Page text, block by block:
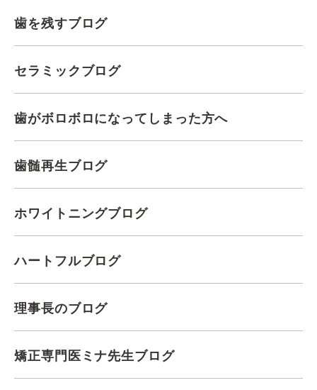
歯を残すブログ
セラミックブログ
歯がボロボロになってしまった方へ
歯髄再生ブログ
ホワイトニングブログ
ハートフルブログ
理事長のブログ
矯正専門医ミナ先生ブログ